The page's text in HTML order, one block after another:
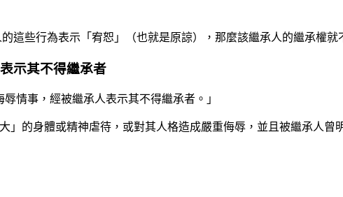
這些行為表示「宥恕」（也就是原諒），那麼該繼承人的繼承權就
示其不得繼承者
情事，經被繼承人表示其不得繼承者。」
的身體或精神虐待，或對其人格造成嚴重侮辱，並且被繼承人曾